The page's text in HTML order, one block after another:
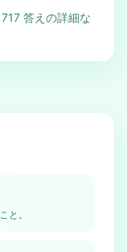
答えの詳細な
と。